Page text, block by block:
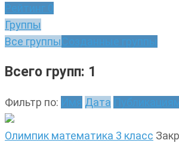
Рейтинг 0
Группы
Все группыСозданные группы
Всего групп: 1
Фильтр по: Имя Дата
Олимпик математика 3 класс